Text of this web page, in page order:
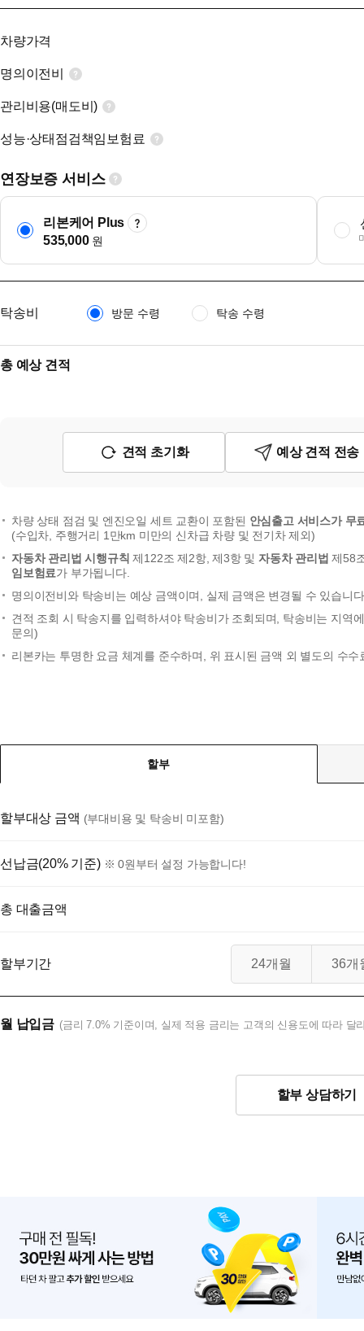
차량가격
명의이전비
관리비용(매도비)
성능·상태점검책임보험료
연장보증 서비스
리본케어 Plus
535,000원
탁송비 방문 수령 탁송 수령
총 예상 견적
견적 초기화 예상 견적 전송
차량 상태 점검 및 엔진오일 세트 교환이 포함된 안심출고 서비스가 무
(수입차, 주행거리 1만km 미만의 신차급 차량 및 전기차 제외)
자동차 관리법 시행규칙 제122조 제2항, 제3항 및자동차 관리법 제58
임보험료가 부가됩니다.
명의이전비와 탁송비는 예상 금액이며, 실제 금액은 변경될 수 있습니
견적 조회 시 탁송지를 입력하셔야 탁송비가 조회되며, 탁송비는 지역
문의)
리본카는 투명한 요금 체계를 준수하며, 위 표시된 금액 외 별도의 수
할부
할부대상 금액 (부대비용 및 탁송비 미포함)
선납금(20% 기준) ※ 0원부터 설정 가능합니다!
총 대출금액
할부기간 24개월 36개
월 납입금 (금리 7.0% 기준이며, 실제 적용 금리는 고객의 신용도에 따라 달
할부 상담하기